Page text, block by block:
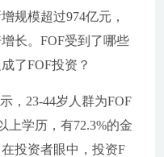
规模超过974亿元，
长。FOF受到了哪些
了FOF投资？
，23-44岁人群为FOF
上学历，有72.3%的金
投资者眼中，投资F